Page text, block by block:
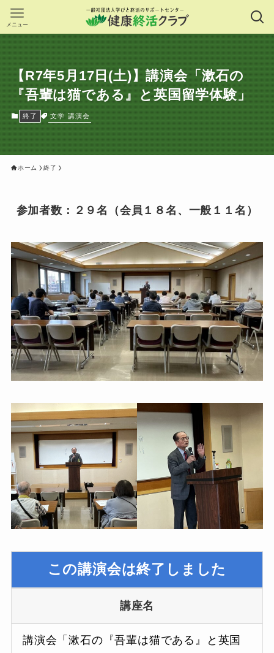
メニュー
【R7年5月17日(土)】講演会「漱石の
『吾輩は猫である』と英国留学体験」
終了 文学 講演会
ホーム 終了
参加者数：２９名（会員１８名、一般１１名）
この講演会は終了しました
講座名
講演会「漱石の『吾輩は猫である』と英国